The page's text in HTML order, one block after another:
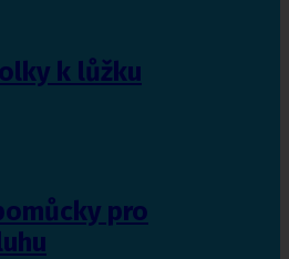
k lůžku
pro